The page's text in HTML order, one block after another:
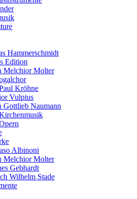
Hammerschmidt
Edition
Melchior Molter
Kröhne
Vulpius
Gottlieb Naumann
Albinoni
Melchior Molter
Gebhardt
Wilhelm Stade